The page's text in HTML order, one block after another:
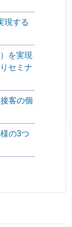
現する
を実現
セミナ
客の個
の3つ